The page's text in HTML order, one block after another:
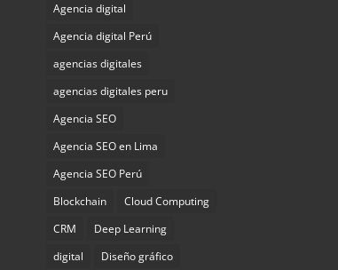
Agencia digital
Agencia digital Perú
agencias digitales
agencias digitales peru
Agencia SEO
Agencia SEO en Lima
Agencia SEO Perú
Blockchain
Cloud Computing
CRM
Deep Learning
digital
Diseño gráfico